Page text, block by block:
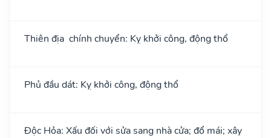
Thiên địa chính chuyển: Kỵ khởi công, động thổ
Phủ đầu dát: Kỵ khởi công, động thổ
Độc Hỏa: Xấu đối với sửa sang nhà cửa; đổ mái; xây